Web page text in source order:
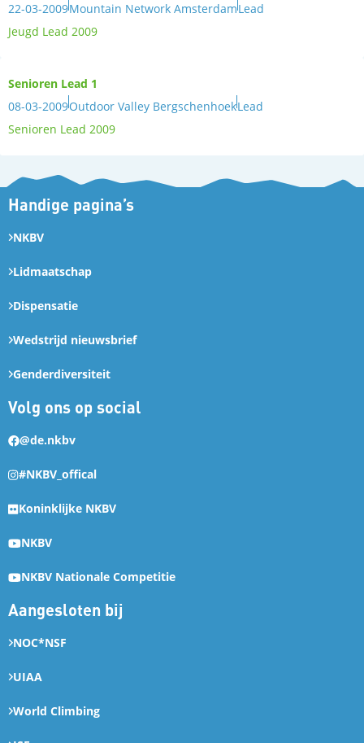
22-03-2009Mountain Network AmsterdamLead
Jeugd Lead 2009
Senioren Lead 1
08-03-2009Outdoor Valley BergschenhoekLead
Senioren Lead 2009
Handige pagina’s
NKBV
Lidmaatschap
Dispensatie
Wedstrijd nieuwsbrief
Genderdiversiteit
Volg ons op social
@de.nkbv
#NKBV_offical
Koninklijke NKBV
NKBV
NKBV Nationale Competitie
Aangesloten bij
NOC*NSF
UIAA
World Climbing